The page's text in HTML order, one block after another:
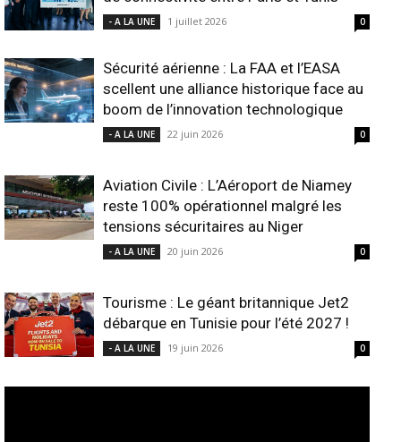
- A LA UNE 1 juillet 2026 0
Sécurité aérienne : La FAA et l’EASA
scellent une alliance historique face au
boom de l’innovation technologique
- A LA UNE 22 juin 2026 0
Aviation Civile : L’Aéroport de Niamey
reste 100% opérationnel malgré les
tensions sécuritaires au Niger
- A LA UNE 20 juin 2026 0
Tourisme : Le géant britannique Jet2
débarque en Tunisie pour l’été 2027 !
- A LA UNE 19 juin 2026 0